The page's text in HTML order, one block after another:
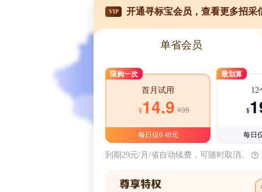
VIP 开通寻标宝会员，查看更多招采
单省会员
限购一次
首月试用
¥14.9 ¥39
每日仅0.48元
最划算
12
¥
每日
到期29元/月/省自动续费，可随时取消。